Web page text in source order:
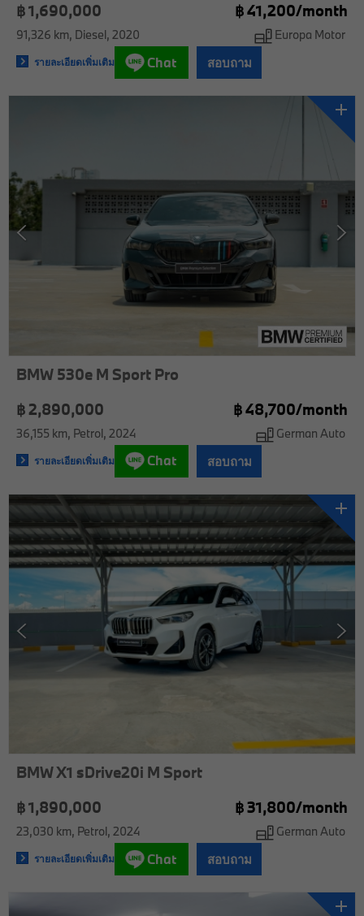
฿ 1,690,000
฿41,200/month
91,326 km Diesel 2020 Europa Motor
รายละเอียดเพิ่มเติม Chat สอบถาม
BMW 530e M Sport Pro
฿ 2,890,000
฿48,700/month
36,155 km Petrol 2024 German Auto
รายละเอียดเพิ่มเติม Chat สอบถาม
BMW X1 sDrive20i M Sport
฿ 1,890,000
฿31,800/month
23,030 km Petrol 2024 German Auto
รายละเอียดเพิ่มเติม Chat สอบถาม